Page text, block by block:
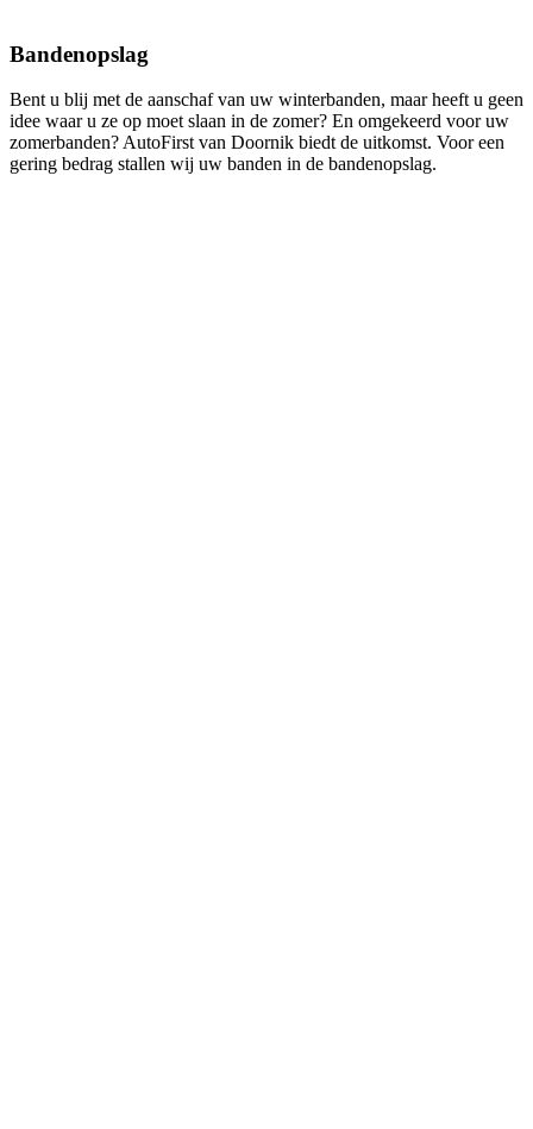
Bandenopslag
Bent u blij met de aanschaf van uw winterbanden, maar heeft u geen
idee waar u ze op moet slaan in de zomer? En omgekeerd voor uw
zomerbanden? AutoFirst van Doornik biedt de uitkomst. Voor een
gering bedrag stallen wij uw banden in de bandenopslag.